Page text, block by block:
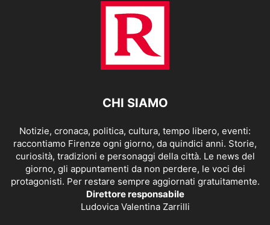
CHI SIAMO
Notizie, cronaca, politica, cultura, tempo libero, eventi:
raccontiamo Firenze ogni giorno, da quindici anni. Storie,
curiosità, tradizioni e personaggi della città. Le news del
giorno, gli appuntamenti da non perdere, le voci dei
protagonisti. Per restare sempre aggiornati gratuitamente.
Direttore responsabile
Ludovica Valentina Zarrilli